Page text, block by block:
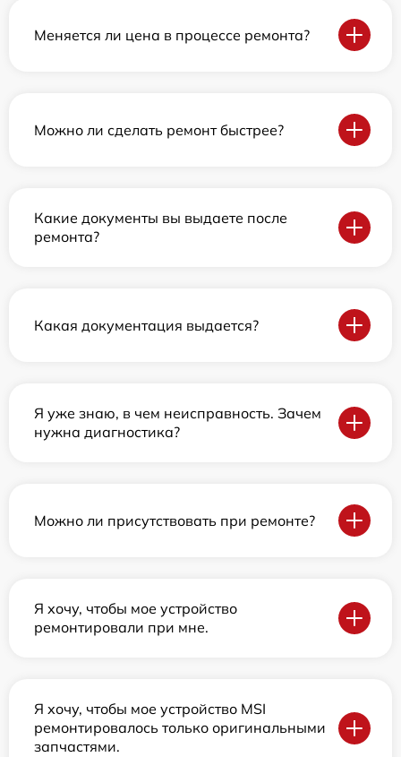
Меняется ли цена в процессе ремонта?
Можно ли сделать ремонт быстрее?
Какие документы вы выдаете после
ремонта?
Какая документация выдается?
Я уже знаю, в чем неисправность. Зачем
нужна диагностика?
Можно ли присутствовать при ремонте?
Я хочу, чтобы мое устройство
ремонтировали при мне.
Я хочу, чтобы мое устройство MSI
ремонтировалось только оригинальными
запчастями.